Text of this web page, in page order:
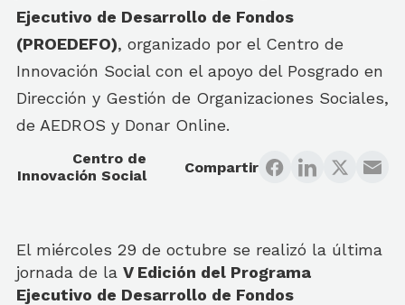
Ejecutivo de Desarrollo de Fondos
(PROEDEFO), organizado por el Centro de
Innovación Social con el apoyo del Posgrado en
Dirección y Gestión de Organizaciones Sociales,
de AEDROS y Donar Online.
Centro de
Innovación Social
Compartir
El miércoles 29 de octubre se realizó la última
jornada de la V Edición del Programa
Ejecutivo de Desarrollo de Fondos